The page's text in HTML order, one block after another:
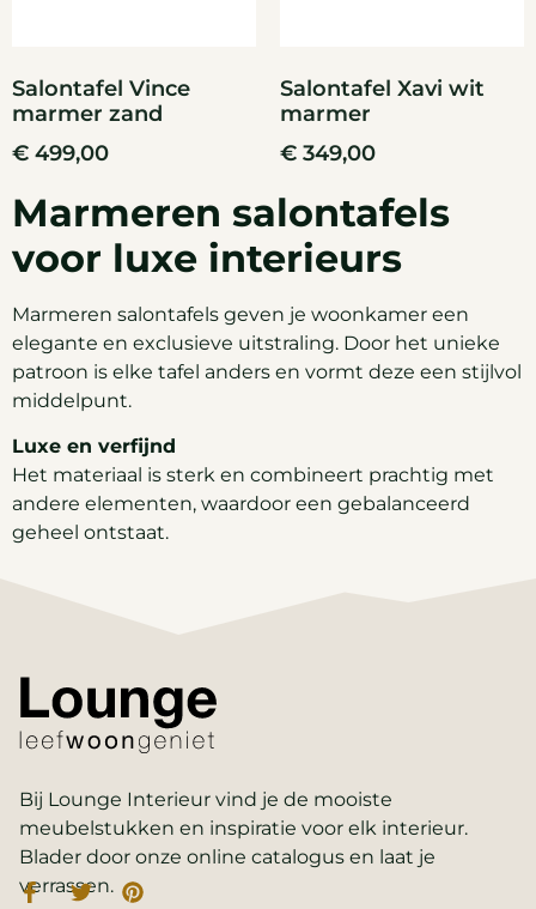
Salontafel Vince
marmer zand
€ 499,00
Salontafel Xavi wit
marmer
€ 349,00
Marmeren salontafels
voor luxe interieurs
Marmeren salontafels geven je woonkamer een
elegante en exclusieve uitstraling. Door het unieke
patroon is elke tafel anders en vormt deze een stijlvol
middelpunt.
Luxe en verfijnd
Het materiaal is sterk en combineert prachtig met
andere elementen, waardoor een gebalanceerd
geheel ontstaat.
Bij Lounge Interieur vind je de mooiste
meubelstukken en inspiratie voor elk interieur.
Blader door onze online catalogus en laat je
verrassen.